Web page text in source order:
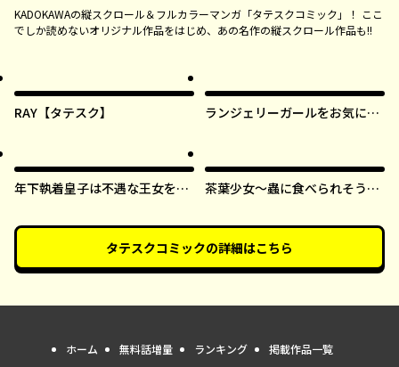
KADOKAWAの縦スクロール＆フルカラーマンガ「タテスクコミック」！ ここ
でしか読めないオリジナル作品をはじめ、あの名作の縦スクロール作品も!!
RAY【タテスク】
ランジェリーガールをお気に召
年下執着皇子は不遇な王女を愛
茶葉少女～蟲に食べられそうに
した！～【タテスク】
タテスクコミックの詳細はこちら
ホーム 無料話増量 ランキング 掲載作品一覧